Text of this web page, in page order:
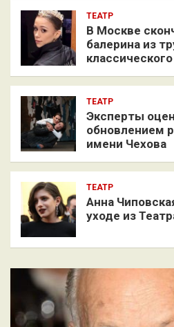
ТЕАТР
В Москве
балерина из
ТЕАТР
Эксперты
обновлением
имени Чехова
ТЕАТР
Анна
уходе из